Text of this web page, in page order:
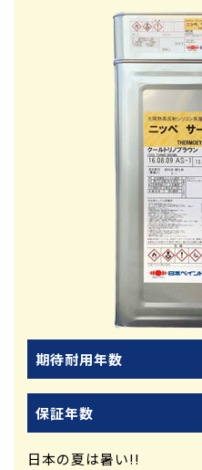
期待耐用年数
保証年数
日本の夏は暑い!!